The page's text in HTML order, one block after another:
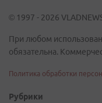
© 1997 - 2026
При любом
обязательна.
Политика обработки
Рубрики